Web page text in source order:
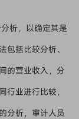
析，以确定其是
括比较分析、
的营业收入，分
业进行比较，
分析，审计人员